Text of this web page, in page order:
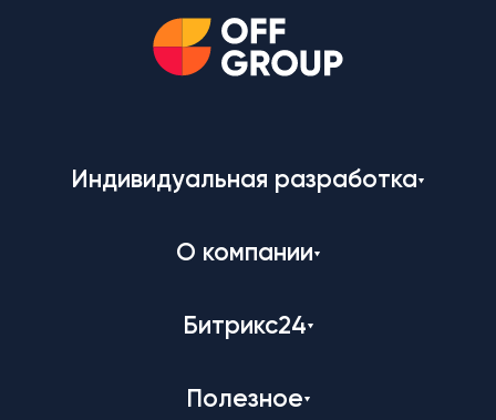
Индивидуальная разработка
О компании
Битрикс24
Полезное